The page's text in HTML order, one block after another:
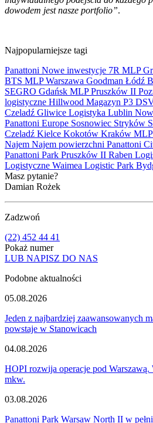
dowodem jest nasze portfolio”.
Najpopularniejsze tagi
Panattoni Nowe inwestycje 7R MLP
BTS MLPWarszawa Goodman Łódź
SEGRO Gdańsk MLP Pruszków II
logistyczne Hillwood Magazyn P3
Czeladź Gliwice Logistyka Lublin
Panattoni Europe Sosnowiec Stryków
Czeladź Kielce Kokotów Kraków
Najem Najem powierzchni Panattoni
Panattoni Park Pruszków II Raben
Logistyczne Waimea Logistic Park
Masz pytanie?
Damian Rożek
Zadzwoń
(22) 452 44 41
Pokaż numer
LUB NAPISZ DO NAS
Podobne aktualności
05.08.2026
Jeden z najbardziej zaawansowanych
powstaje w Stanowicach
04.08.2026
HOPI rozwija operacje pod Warszawą.
mkw.
03.08.2026
Panattoni Park Warsaw North II w